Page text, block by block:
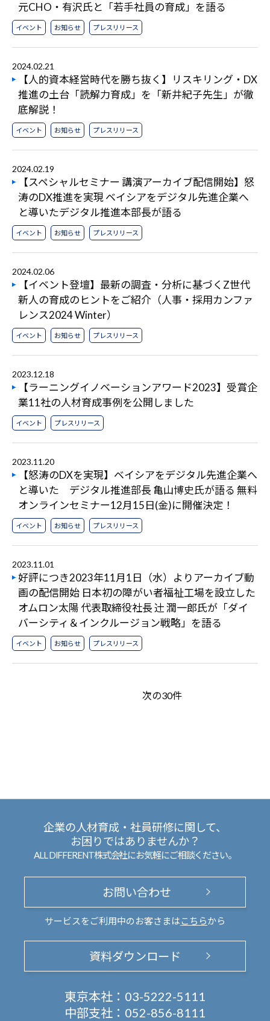
元CHO・有沢氏と「若手社員の育成」を語る
イベント お知らせ プレスリリース
2024.02.21
【人的資本経営時代を勝ち抜く】リスキリング・DX
推進の土台「読解力育成」を「新井紀子先生」が徹
底解説！
イベント お知らせ プレスリリース
2024.02.19
【スペシャルセミナー 講演アーカイブ配信開始】怒
涛のDX推進を実現 ベイシアをデジタル先進企業へ
と導いたデジタル推進本部長が語る
イベント お知らせ プレスリリース
2024.02.06
【イベント登壇】最新の調査・分析に基づくZ世代
新人の育成のヒントをご紹介（人事・採用カンファ
レンス2024 Winter）
イベント お知らせ プレスリリース
2023.12.18
【ラーニングイノベーションアワード2023】受賞企
業11社の人材育成事例を公開しました
イベント プレスリリース
2023.11.20
【怒涛のDXを実現】ベイシアをデジタル先進企業へ
と導いた デジタル推進部長 亀山博史氏が語る 無料
オンラインセミナー12月15日(金)に開催決定！
イベント お知らせ プレスリリース
2023.11.01
好評につき2023年11月1日（水）よりアーカイブ動
画の配信開始 日本初の障がい者福祉工場を設立した
オムロン太陽 代表取締役社長 辻󠄀 潤一郎氏が「ダイ
バーシティ＆インクルージョン戦略」を語る
イベント お知らせ プレスリリース
次の30件
企業の人材育成・社員研修に関して、
お困りではありませんか？
ALL DIFFERENT株式会社にお気軽にご相談ください。
お問い合わせ
サービスをご利用中のお客さまは こちらから
資料ダウンロード
東京本社： 03-5222-5111
中部支社： 052-856-8111